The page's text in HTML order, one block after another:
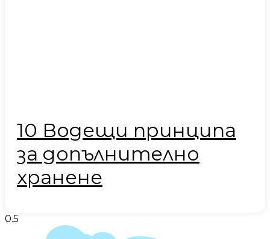
10 Водещи принципа
за допълнително
хранене